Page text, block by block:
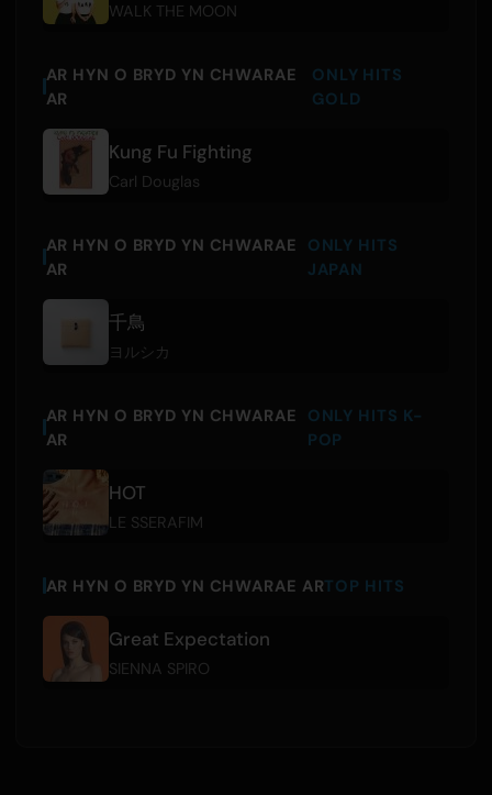
WALK THE MOON
AR HYN O BRYD YN CHWARAE
AR
ONLY HITS
GOLD
Kung Fu Fighting
Carl Douglas
AR HYN O BRYD YN CHWARAE
AR
ONLY HITS
JAPAN
千鳥
ヨルシカ
AR HYN O BRYD YN CHWARAE
AR
ONLY HITS K-
POP
HOT
LE SSERAFIM
AR HYN O BRYD YN CHWARAE ARTOP HITS
Great Expectation
SIENNA SPIRO